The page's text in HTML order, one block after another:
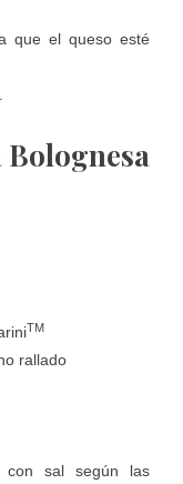
el queso esté
Bolognesa
TM
rallado
sal según las